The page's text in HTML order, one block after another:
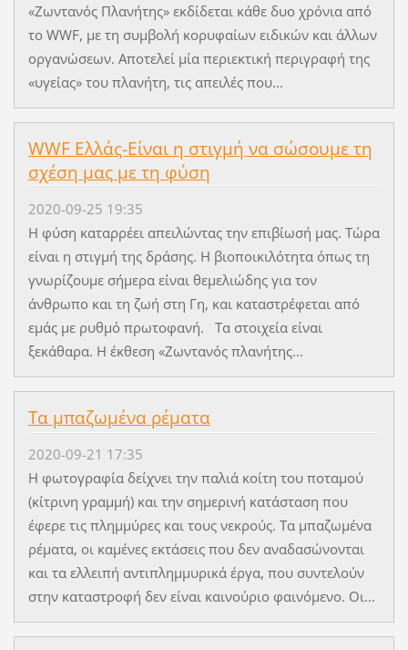
«Ζωντανός Πλανήτης» εκδίδεται κάθε δυο χρόνια από
το WWF, με τη συμβολή κορυφαίων ειδικών και άλλων
οργανώσεων. Αποτελεί μία περιεκτική περιγραφή της
«υγείας» του πλανήτη, τις απειλές που...
WWF Ελλάς-Είναι η στιγμή να σώσουμε τη
σχέση μας με τη φύση
2020-09-25 19:35
H φύση καταρρέει απειλώντας την επιβίωσή μας. Τώρα
είναι η στιγμή της δράσης. Η βιοποικιλότητα όπως τη
γνωρίζουμε σήμερα είναι θεμελιώδης για τον
άνθρωπο και τη ζωή στη Γη, και καταστρέφεται από
εμάς με ρυθμό πρωτοφανή. Τα στοιχεία είναι
ξεκάθαρα. Η έκθεση «Ζωντανός πλανήτης...
Τα μπαζωμένα ρέματα
2020-09-21 17:35
Η φωτογραφία δείχνει την παλιά κοίτη του ποταμού
(κίτρινη γραμμή) και την σημερινή κατάσταση που
έφερε τις πλημμύρες και τους νεκρούς. Τα μπαζωμένα
ρέματα, οι καμένες εκτάσεις που δεν αναδασώνονται
και τα ελλειπή αντιπλημμυρικά έργα, που συντελούν
στην καταστροφή δεν είναι καινούριο φαινόμενο. Οι...